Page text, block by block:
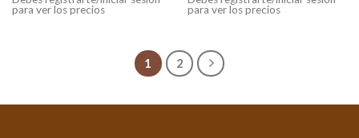
para ver los precios
para ver los precios
1 2